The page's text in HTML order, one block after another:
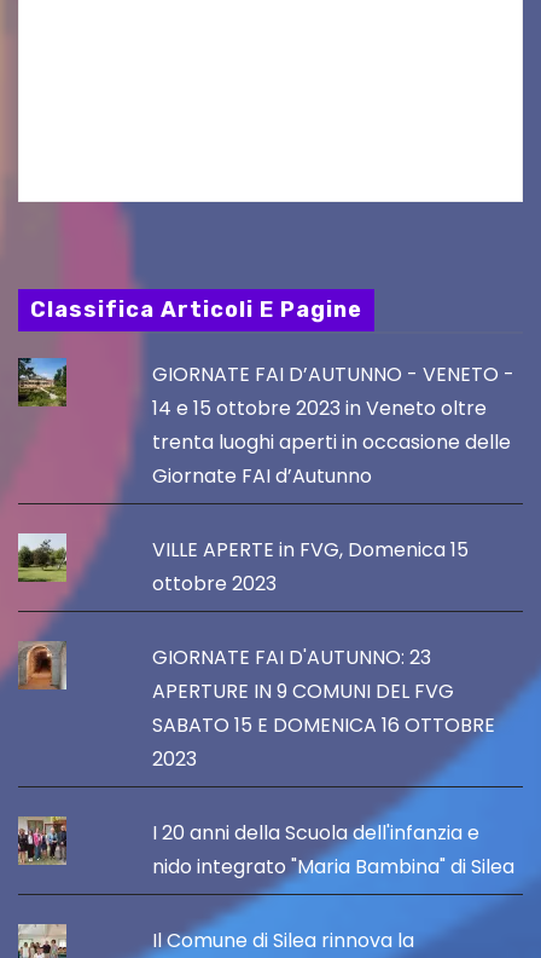
Classifica Articoli E Pagine
GIORNATE FAI D’AUTUNNO - VENETO -
14 e 15 ottobre 2023 in Veneto oltre
trenta luoghi aperti in occasione delle
Giornate FAI d’Autunno
VILLE APERTE in FVG, Domenica 15
ottobre 2023
GIORNATE FAI D'AUTUNNO: 23
APERTURE IN 9 COMUNI DEL FVG
SABATO 15 E DOMENICA 16 OTTOBRE
2023
I 20 anni della Scuola dell'infanzia e
nido integrato "Maria Bambina" di Silea
Il Comune di Silea rinnova la